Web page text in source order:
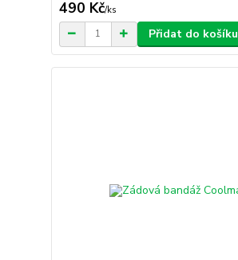
490 Kč/ks
Přidat do košíku